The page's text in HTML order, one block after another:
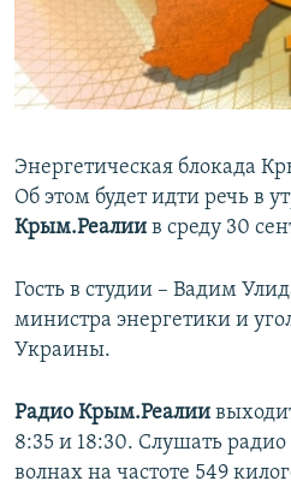
ПОБЕДИТЕЛЕЙ НЕ СУДЯТ?
КРЫМ.НЕПОКОРЕННЫЙ
ELIFBE
ПРИСОЕДИНЯЙТЕСЬ!
Все сайты RFE/RL
Энергетическая блокада
Об этом будет идти речь в
Крым.Реалии в среду 30
Гость в студии – Вадим
министра энергетики и
Украины.
Радио Крым.Реалии
8:35 и 18:30. Слушать
волнах на частоте 549